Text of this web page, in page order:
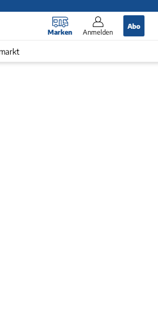
Marken Anmelden
Abo